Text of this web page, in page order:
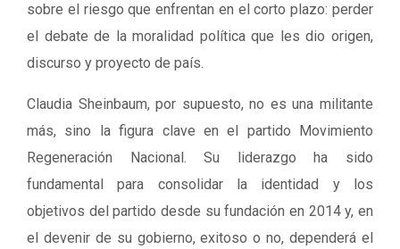
sobre el riesgo que enfrentan en el corto plazo: perder
el debate de la moralidad política que les dio origen,
discurso y proyecto de país.
Claudia Sheinbaum, por supuesto, no es una militante
más, sino la figura clave en el partido Movimiento
Regeneración Nacional. Su liderazgo ha sido
fundamental para consolidar la identidad y los
objetivos del partido desde su fundación en 2014 y, en
el devenir de su gobierno, exitoso o no, dependerá el